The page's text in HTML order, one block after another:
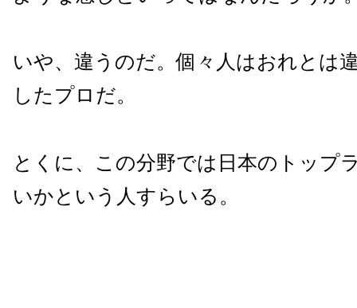
いや、違うのだ。個々人はおれとは
したプロだ。
とくに、この分野では日本のトップ
いかという人すらいる。